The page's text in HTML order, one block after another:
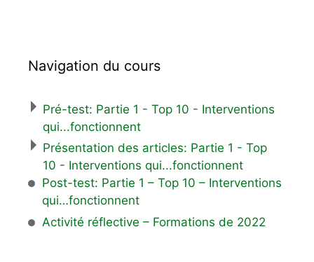
Navigation du cours
Pré-test: Partie 1 - Top 10 - Interventions
qui...fonctionnent
Présentation des articles: Partie 1 - Top
10 - Interventions qui...fonctionnent
Post-test: Partie 1 – Top 10 – Interventions
qui…fonctionnent
Activité réflective – Formations de 2022